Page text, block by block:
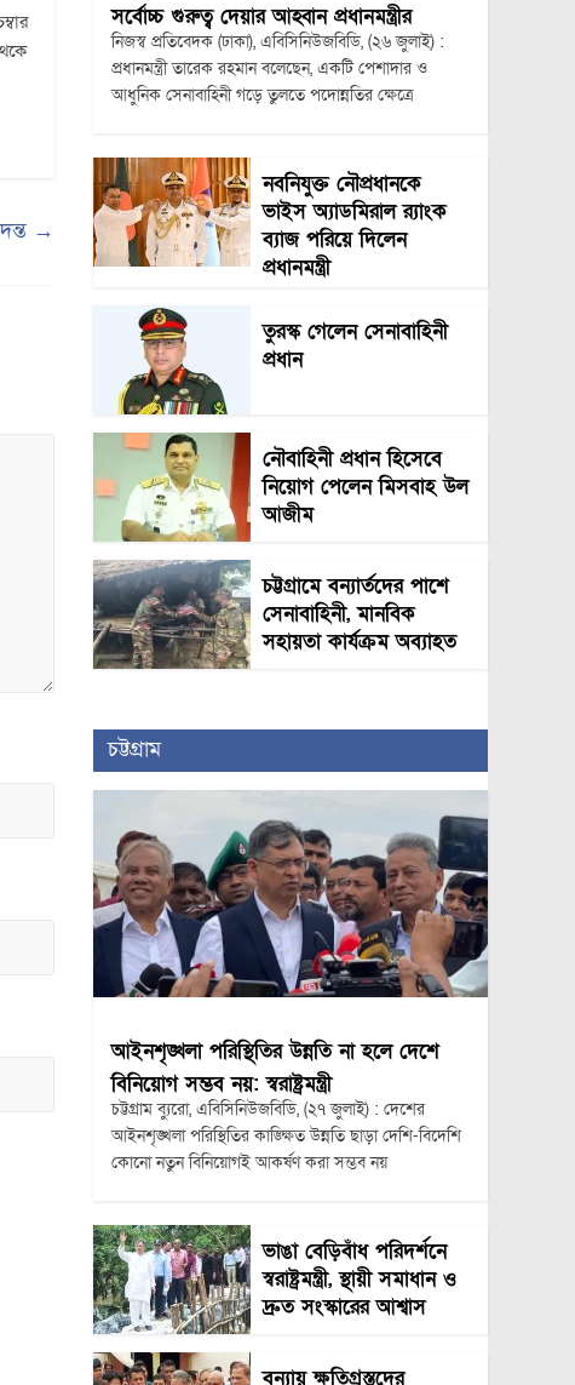
→
সর্বোচ্চ গুরুত্ব দেয়ার আহ্বান প্রধানমন্ত্রীর
নিজস্ব প্রতিবেদক (ঢাকা), এবিসিনিউজবিডি, (২৬ জুলাই) :
প্রধানমন্ত্রী তারেক রহমান বলেছেন, একটি পেশাদার ও
আধুনিক সেনাবাহিনী গড়ে তুলতে পদোন্নতির ক্ষেত্রে
নবনিযুক্ত নৌপ্রধানকে
ভাইস অ্যাডমিরাল র‍্যাংক
ব্যাজ পরিয়ে দিলেন
প্রধানমন্ত্রী
তুরস্ক গেলেন সেনাবাহিনী
প্রধান
নৌবাহিনী প্রধান হিসেবে
নিয়োগ পেলেন মিসবাহ উল
আজীম
চট্টগ্রামে বন্যার্তদের পাশে
সেনাবাহিনী, মানবিক
সহায়তা কার্যক্রম অব্যাহত
চট্টগ্রাম
আইনশৃঙ্খলা পরিস্থিতির উন্নতি না হলে দেশে
বিনিয়োগ সম্ভব নয়: স্বরাষ্ট্রমন্ত্রী
চট্টগ্রাম ব্যুরো, এবিসিনিউজবিডি, (২৭ জুলাই) : দেশের
আইনশৃঙ্খলা পরিস্থিতির কাঙ্ক্ষিত উন্নতি ছাড়া দেশি-বিদেশি
কোনো নতুন বিনিয়োগই আকর্ষণ করা সম্ভব নয়
ভাঙা বেড়িবাঁধ পরিদর্শনে
স্বরাষ্ট্রমন্ত্রী, স্থায়ী সমাধান ও
দ্রুত সংস্কারের আশ্বাস
বন্যায় ক্ষতিগ্রস্তদের